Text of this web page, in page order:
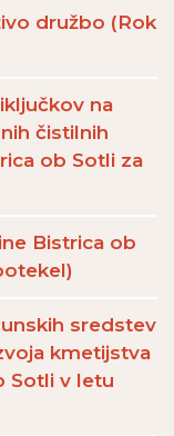
družbo (Rok
na
čistilnih
ob Sotli za
Bistrica ob
sredstev
kmetijstva
Sotli v letu